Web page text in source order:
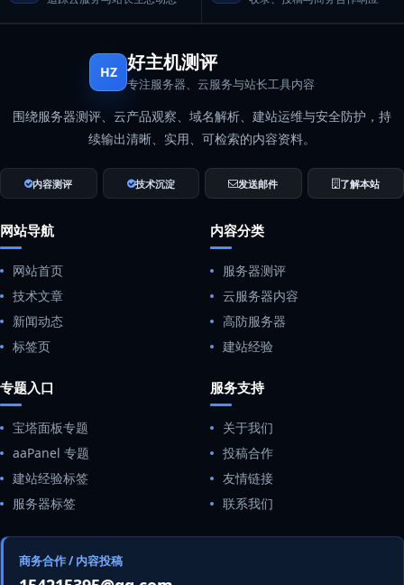
HZ 好主机测评
专注服务器、云服务与站长工具内容
围绕服务器测评、云产品观察、域名解析、建站运维与安全防护，持
续输出清晰、实用、可检索的内容资料。
内容测评 技术沉淀 发送邮件 了解本站
网站导航
网站首页
技术文章
新闻动态
标签页
内容分类
服务器测评
云服务器内容
高防服务器
建站经验
专题入口
宝塔面板专题
aaPanel 专题
建站经验标签
服务器标签
服务支持
关于我们
投稿合作
友情链接
联系我们
商务合作 / 内容投稿